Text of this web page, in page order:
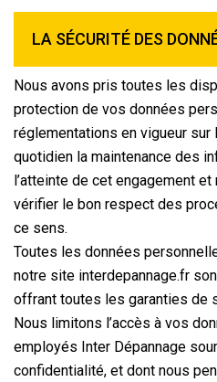
LA SÉCURITÉ DES
Nous avons pris toutes les
protection de vos données
réglementations en vigueur sur
quotidien la maintenance des
l’atteinte de cet engagement
vérifier le bon respect des
ce sens.
Toutes les données
notre site interdepannage.fr
offrant toutes les garanties de
Nous limitons l’accès à vos
employés Inter Dépannage
confidentialité, et dont nous